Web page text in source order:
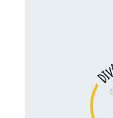
10 000 élèves
dans 230
des
de vie de la